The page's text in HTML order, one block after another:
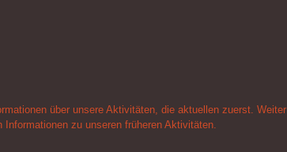
über unsere Aktivitäten, die aktuellen zuerst. Weiter
Informationen zu unseren früheren Aktivitäten.